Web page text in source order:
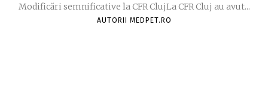
Modificări semnificative la CFR ClujLa CFR Cluj au avut...
AUTORII MEDPET.RO